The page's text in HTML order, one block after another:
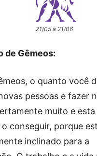
21/05 a 21/06
de Gêmeos:
o quanto você
pessoas e fazer
muito e esta
conseguir, porque
inclinado para a